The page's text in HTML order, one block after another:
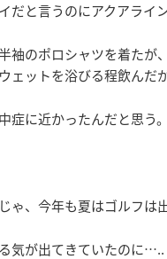
だと言うのにアクアライ
袖のポロシャツを着たが
ットを浴びる程飲んだ
症に近かったんだと思う。
ゃ、今年も夏はゴルフは
気が出てきていたのに…..